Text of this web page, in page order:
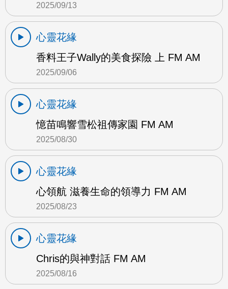
2025/09/13
心靈花緣
香料王子Wally的美食探險 上 FM AM
2025/09/06
心靈花緣
憶苗鳴響雪松祖傳家園 FM AM
2025/08/30
心靈花緣
心領航 滋養生命的領導力 FM AM
2025/08/23
心靈花緣
Chris的與神對話 FM AM
2025/08/16